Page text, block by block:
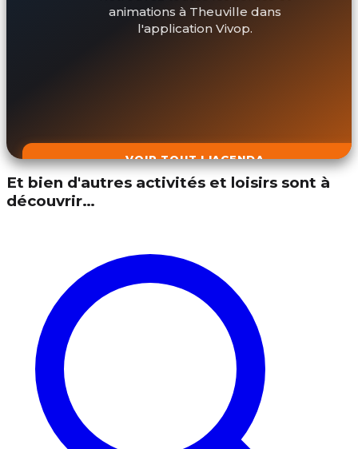
animations à Theuville dans
l'application Vivop.
VOIR TOUT L'AGENDA
Et bien d'autres activités et loisirs sont à
découvrir…